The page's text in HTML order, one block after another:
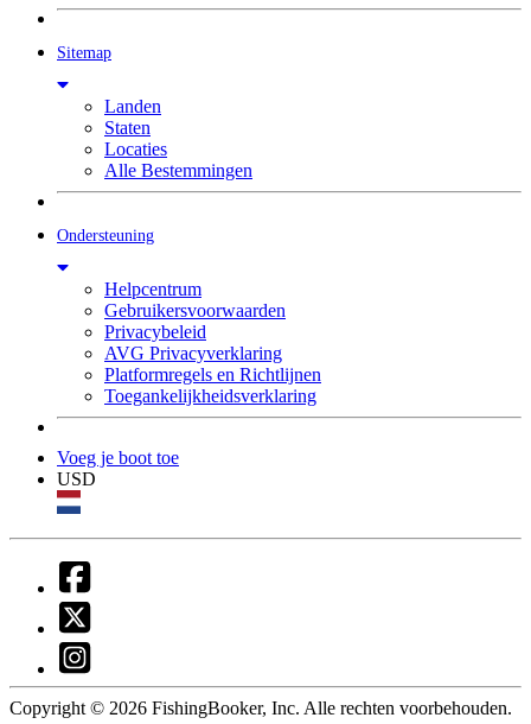
Sitemap
Landen
Staten
Locaties
Alle Bestemmingen
Ondersteuning
Helpcentrum
Gebruikersvoorwaarden
Privacybeleid
AVG Privacyverklaring
Platformregels en Richtlijnen
Toegankelijkheidsverklaring
Voeg je boot toe
USD
Copyright © 2026 FishingBooker, Inc. Alle rechten voorbehouden.